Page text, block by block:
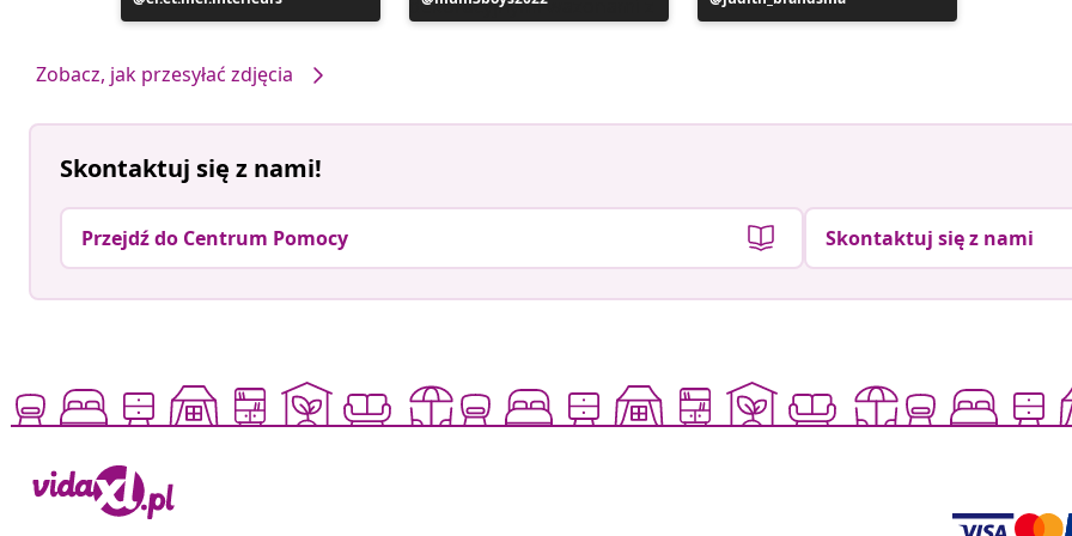
opublikowany
opublikowany
opublikowany
Zobacz, jak przesyłać zdjęcia
Skontaktuj się z nami!
Przejdź do Centrum Pomocy Skontaktuj się z nami